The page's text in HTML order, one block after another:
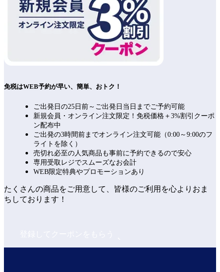
免税はWEB予約が早い、簡単、おトク！
ご出発日の25日前～ご出発日当日までご予約可能
新規会員・オンライン注文限定！免税価格＋3%割引クーポ
ン配布中
ご出発の3時間前までオンライン注文可能（0:00～9:00のフ
ライトを除く）
売切れ必至の人気商品も事前に予約できるので安心
専用受取レジでスムーズなお会計
WEB限定特典やプロモーションあり
たくさんの商品をご用意して、皆様のご利用を心よりおま
ちしております！